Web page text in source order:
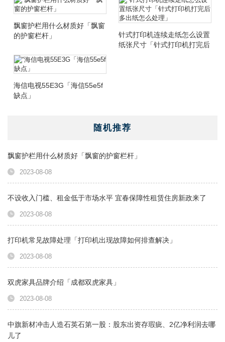
飘窗护栏用什么材质好「飘窗
的护窗栏杆」
针式打印机连续走纸怎么设置
纸张尺寸「针式打印机打完后
海信电视55E3G「海信55e5f
缺点」
随机推荐
飘窗护栏用什么材质好「飘窗的护窗栏杆」
2023-08-08
不设收入门槛、租金低于市场水平 宜春保障性租赁住房新政来了
2023-08-08
打印机常见故障处理「打印机出现故障如何排查解决」
2023-08-08
双虎家具品牌介绍「成都双虎家具」
2023-08-08
中旗新材冲击人造石英石第一股：股东出资存瑕疵、2亿净利润去哪
儿了